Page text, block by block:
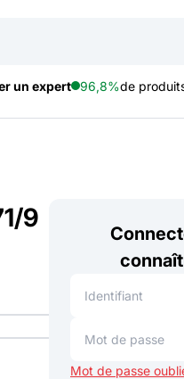
un expert 96,8%de
9
Mot de passe